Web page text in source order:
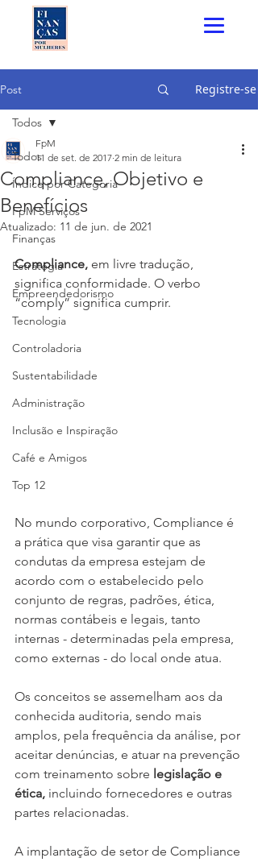
Post Registre-se
Todos
Índice por Categoria
FpM Serviços
Finanças
Estratégia
Empreendedorismo
Tecnologia
Controladoria
Sustentabilidade
Administração
Inclusão e Inspiração
Café e Amigos
Top 12
Todos
Compliance, Objetivo e
Benefícios
FpM
11 de set. de 2017 2 min de leitura
Atualizado: 11 de jun. de 2021
Compliance, em livre tradução,
significa conformidade. O verbo
“comply” significa cumprir.
No mundo corporativo, Compliance é
a prática que visa garantir que as
condutas da empresa estejam de
acordo com o estabelecido pelo
conjunto de regras, padrões, ética,
normas contábeis e legais, tanto
internas - determinadas pela empresa,
como externas - do local onde atua.
Os conceitos se assemelham aos da
conhecida auditoria, sendo mais
amplos, pela frequência da análise, por
aceitar denúncias, e atuar na prevenção
com treinamento sobre legislação e
ética, incluindo fornecedores e outras
partes relacionadas.
A implantação de setor de Compliance